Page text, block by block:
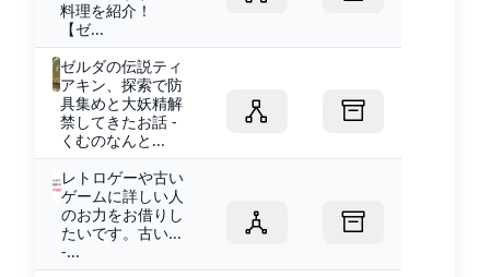
料理を紹介！
【ゼ...
ゼルダの伝説ティ
アキン、探索で防
具集めと大妖精解
禁してきたお話 -
くむのなんと...
レトロゲーや古い
ゲームに詳しい人
のお力をお借りし
たいです。古い...
-...